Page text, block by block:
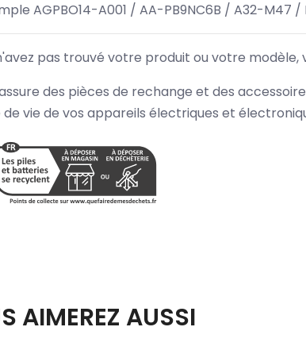
AGPBO14-A001 / AA-PB9NC6B / A32-M47 /
pas trouvé votre produit ou votre
des pièces de rechange et des
de vie de vos appareils électriques et
AIMEREZ AUSSI